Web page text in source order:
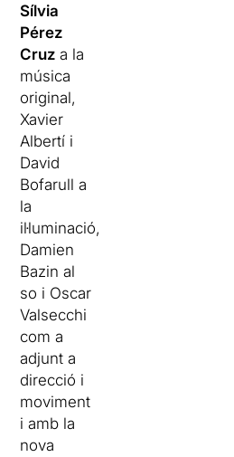
Sílvia
Pérez
Cruz a la
música
original,
Xavier
Albertí i
David
Bofarull a
la
il·luminació,
Damien
Bazin al
so i Oscar
Valsecchi
com a
adjunt a
direcció i
moviment
i amb la
nova